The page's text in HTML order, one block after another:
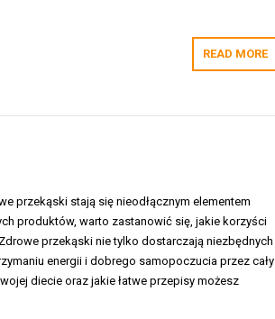
READ MORE
przekąski stają się nieodłącznym elementem
produktów, warto zastanowić się, jakie korzyści
przekąski nie tylko dostarczają niezbędnych
energii i dobrego samopoczucia przez cały
diecie oraz jakie łatwe przepisy możesz